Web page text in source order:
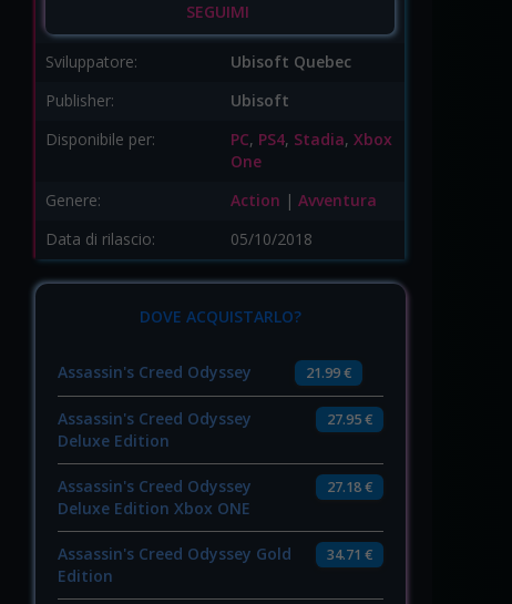
SEGUIMI
Sviluppatore:
Ubisoft Quebec
Publisher:
Ubisoft
Disponibile per:
PC, PS4, Stadia, Xbox
One
Genere:
Action | Avventura
Data di rilascio:
05/10/2018
DOVE ACQUISTARLO?
Assassin's Creed Odyssey 21.99 €
Assassin's Creed Odyssey
Deluxe Edition
27.95 €
Assassin's Creed Odyssey
Deluxe Edition Xbox ONE
27.18 €
Assassin's Creed Odyssey Gold
Edition
34.71 €